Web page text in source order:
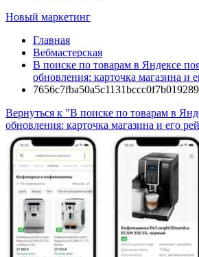
Новый маркетинг
Главная
Вебмастерская
В поиске по товарам в Яндексе
обновления: карточка магазина и
7656c7fba50a5c1131bccc0f7b019289
Вернуться к "В поиске по товарам в
обновления: карточка магазина и его